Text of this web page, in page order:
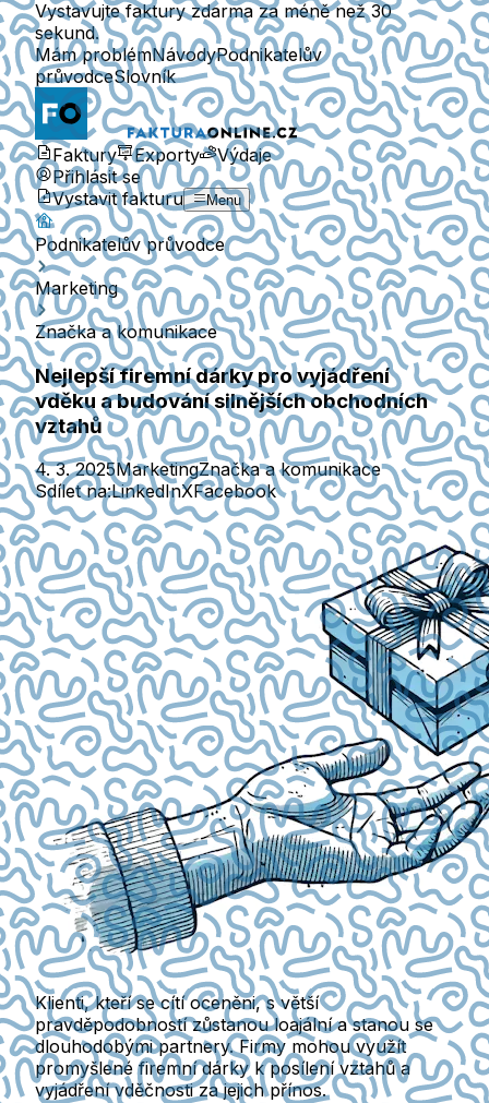
Vystavujte faktury zdarma za méně než 30
sekund.
Mám problémNávodyPodnikatelův
průvodceSlovník
Faktury Exporty
Výdaje
Přihlásit se
Vystavit fakturu
Menu
Podnikatelův průvodce
Marketing
Značka a komunikace
Nejlepší firemní dárky pro vyjádření
vděku a budování silnějších obchodních
vztahů
4. 3. 2025MarketingZnačka a komunikace
Sdílet na:LinkedInXFacebook
Klienti, kteří se cítí oceněni, s větší
pravděpodobností zůstanou loajální a stanou se
dlouhodobými partnery. Firmy mohou využít
promyšlené firemní dárky k posílení vztahů a
vyjádření vděčnosti za jejich přínos.